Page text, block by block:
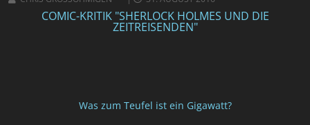
COMIC-KRITIK "SHERLOCK HOLMES UND DIE
ZEITREISENDEN"
Was zum Teufel ist ein Gigawatt?